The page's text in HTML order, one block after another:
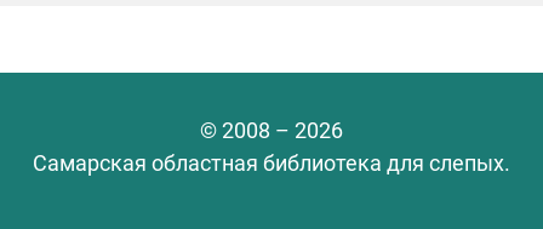
© 2008 – 2026
Самарская областная библиотека для слепых.